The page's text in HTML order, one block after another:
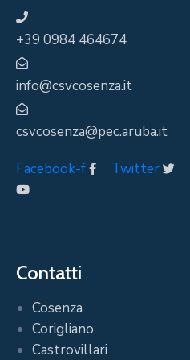
+39 0984 464674
info@csvcosenza.it
csvcosenza@pec.aruba.it
Facebook-f
Twitter
Contatti
Cosenza
Corigliano
Castrovillari